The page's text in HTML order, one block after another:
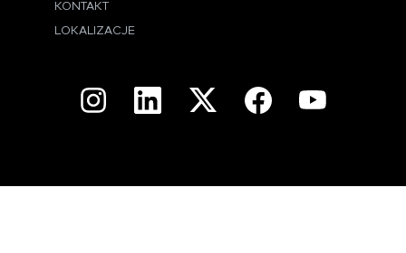
KONTAKT
LOKALIZACJE